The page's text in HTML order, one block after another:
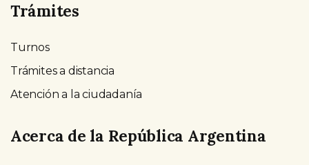
Trámites
Turnos
Trámites a distancia
Atención a la ciudadanía
Acerca de la República Argentina